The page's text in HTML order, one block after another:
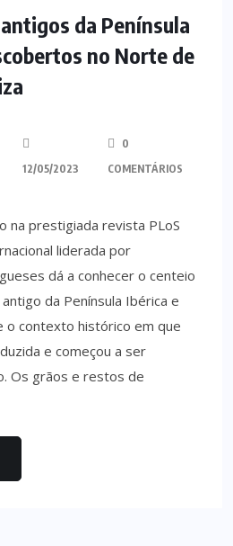
da Península
no Norte de
12/05/2023
0
COMENTÁRIOS
na prestigiada revista PLoS
liderada por
dá a conhecer o centeio
da Península Ibérica e
o contexto histórico em que
e começou a ser
Os grãos e restos de